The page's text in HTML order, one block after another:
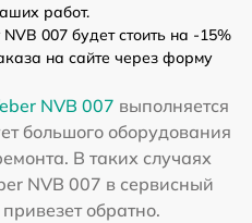
работ.
007 будет стоить на -15%
на сайте через форму
NVB 007 выполняется
большого оборудования
В таких случаях
NVB 007 в сервисный
обратно.